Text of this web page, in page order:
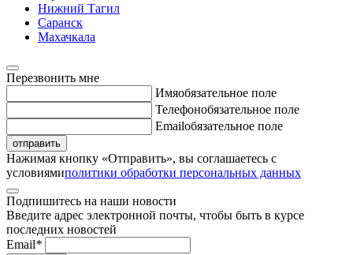
Нижний Тагил
Саранск
Махачкала
Перезвонить мне
Имяобязательное поле
Телефонобязательное поле
Emailобязательное поле
отправить
Нажимая кнопку «Отправить», вы соглашаетесь с
условиямиполитики обработки персональных данных
Подпишитесь на наши новости
Введите адрес электронной почты, чтобы быть в курсе
последних новостей
Email*